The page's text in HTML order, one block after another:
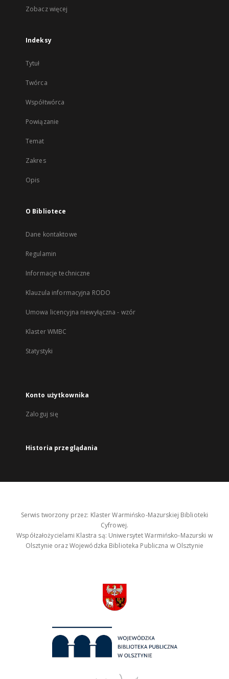
Zobacz więcej
Indeksy
Tytuł
Twórca
Współtwórca
Powiązanie
Temat
Zakres
Opis
O Bibliotece
Dane kontaktowe
Regulamin
Informacje techniczne
Klauzula informacyjna RODO
Umowa licencyjna niewyłączna - wzór
Klaster WMBC
Statystyki
Konto użytkownika
Zaloguj się
Historia przeglądania
Serwis tworzony przez: Klaster Warmińsko-Mazurskiej Biblioteki
Cyfrowej.
Współzałożycielami Klastra są: Uniwersytet Warmińsko-Mazurski w
Olsztynie oraz Wojewódzka Biblioteka Publiczna w Olsztynie